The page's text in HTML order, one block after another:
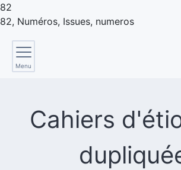
82
82, Numéros, Issues, numeros
Menu
Cahiers